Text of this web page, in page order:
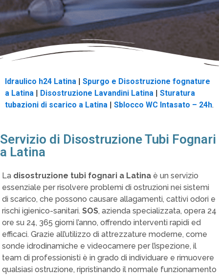
Idraulico h24 Latina | Spurgo e Disostruzione fognature
a Latina | Disostruzione Lavandini Latina | Sturatura
tubazioni di scarico a Latina | Sblocco WC Intasato – 24h.
Servizio di Disostruzione Tubi Fognari
a Latina
La disostruzione tubi fognari a Latina è un servizio
essenziale per risolvere problemi di ostruzioni nei sistemi
di scarico, che possono causare allagamenti, cattivi odori e
rischi igienico-sanitari. SOS, azienda specializzata, opera 24
ore su 24, 365 giorni l’anno, offrendo interventi rapidi ed
efficaci. Grazie all’utilizzo di attrezzature moderne, come
sonde idrodinamiche e videocamere per l’ispezione, il
team di professionisti è in grado di individuare e rimuovere
qualsiasi ostruzione, ripristinando il normale funzionamento